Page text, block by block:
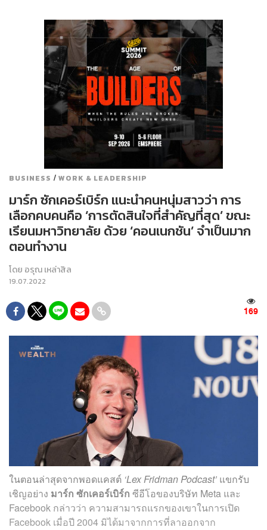
BUSINESS / WORK & LEADERSHIP
มาร์ก ซักเคอร์เบิร์ก แนะนำคนหนุ่มสาวว่า การ
เลือกคบคนคือ ‘การตัดสินใจที่สำคัญที่สุด’ ขณะ
เรียนมหาวิทยาลัย ด้วย ‘คอนเนกชัน’ จำเป็นมาก
ตอนทำงาน
โดย อรุณ เหล่าสิล
19.07.2022
169
ในตอนล่าสุดจากพอดแคสต์ ‘Lex Fridman Podcast’ แขกรับ
เชิญอย่าง มาร์ก ซักเคอร์เบิร์ก ซีอีโอของบริษัท Meta และ
Facebook กล่าวว่า ความสามารถแรกของเขาในการเปิด
Facebook เมื่อปี 2004 มิได้มาจากการที่ลาออกจาก